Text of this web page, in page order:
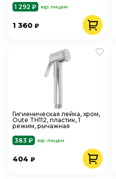
1 292 ₽
юр. лицам
1 360 ₽
Гигиеническая лейка, хром,
Oute TH112, пластик, 1
режим, рычажная
383 ₽
юр. лицам
404 ₽